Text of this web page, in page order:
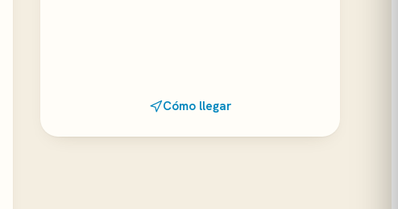
Cómo llegar